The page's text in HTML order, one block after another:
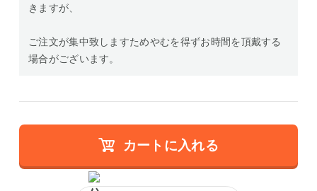
きますが、
ご注文が集中致しますためやむを得ずお時間を頂戴する
場合がございます。
カートに入れる